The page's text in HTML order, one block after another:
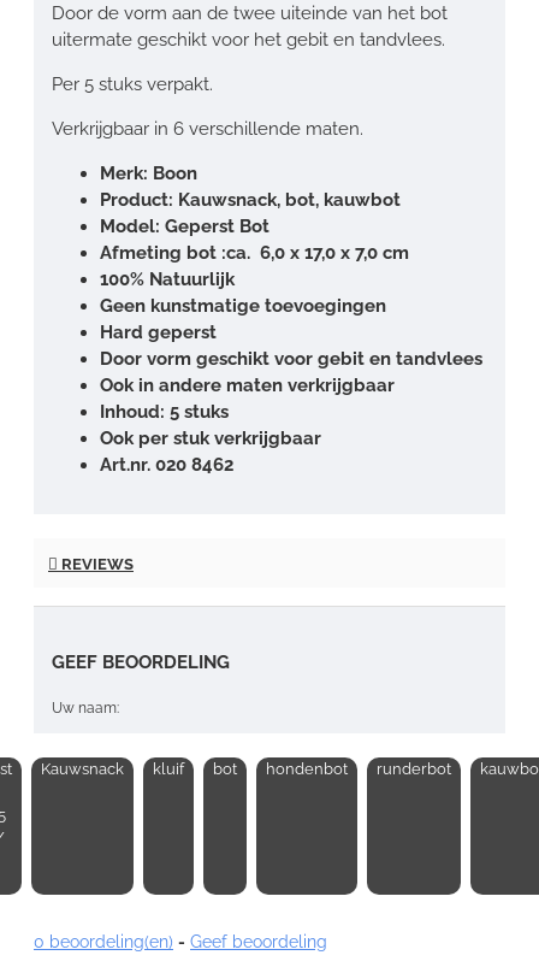
Door de vorm aan de twee uiteinde van het bot
uitermate geschikt voor het gebit en tandvlees.
Per 5 stuks verpakt.
Verkrijgbaar in 6 verschillende maten.
Merk: Boon
Product: Kauwsnack, bot, kauwbot
Model: Geperst Bot
Afmeting bot :ca. 6,0 x 17,0 x 7,0 cm
100% Natuurlijk
Geen kunstmatige toevoegingen
Hard geperst
Door vorm geschikt voor gebit en tandvlees
Ook in andere maten verkrijgbaar
Inhoud: 5 stuks
Ook per stuk verkrijgbaar
Art.nr. 020 8462
REVIEWS
GEEF BEOORDELING
Uw naam:
Note:HTML-code wordt niet vertaald!
Kauwsnack kluif bot hondenbot runderbot
0 beoordeling(en) - Geef beoordeling